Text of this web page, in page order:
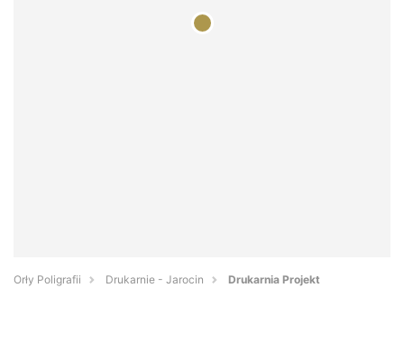
Orły Poligrafii Drukarnie - Jarocin Drukarnia Projekt